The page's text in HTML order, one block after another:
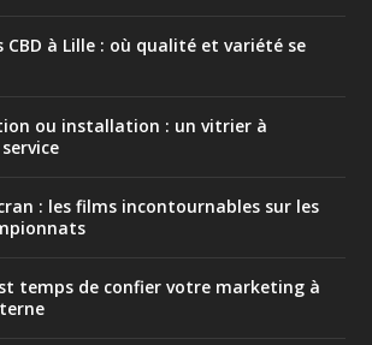
à Lille : où qualité et variété se
ou installation : un vitrier à
: les films incontournables sur les
temps de confier votre marketing à